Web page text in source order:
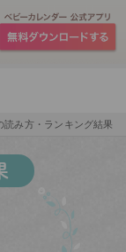
読み方・ランキング結果